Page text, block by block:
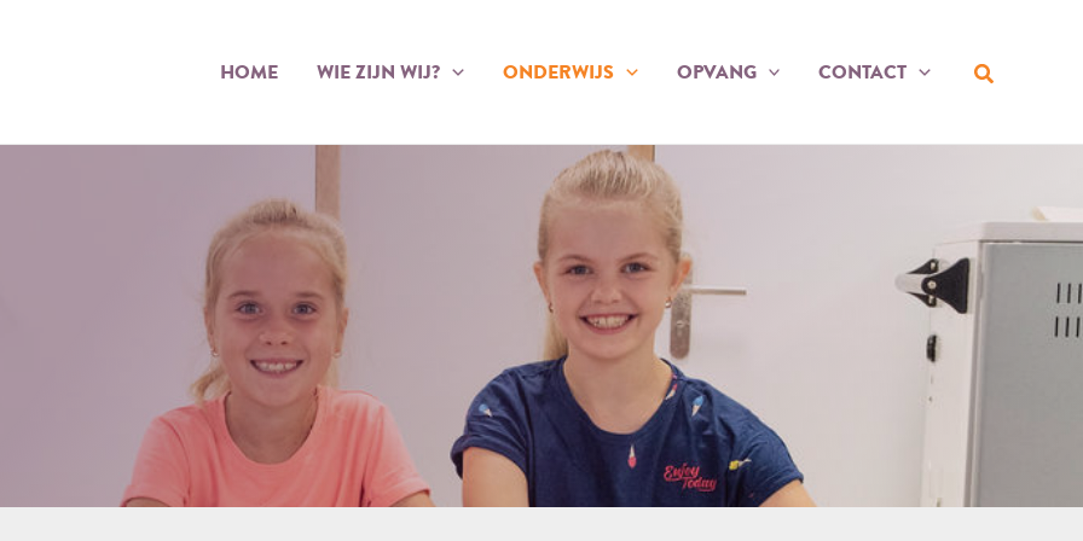
HOME WIE ZIJN WIJ? ONDERWIJS OPVANG CONTACT Zoeken